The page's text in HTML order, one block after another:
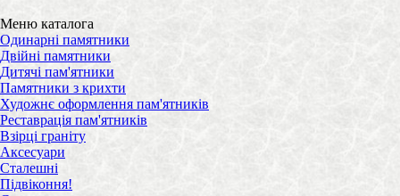
Меню каталога
Одинарні памятники
Двійні памятники
Дитячі пам'ятники
Памятники з крихти
Художнє оформлення пам'ятників
Реставрація пам'ятників
Взірці граніту
Аксесуари
Сталешні
Підвіконня!